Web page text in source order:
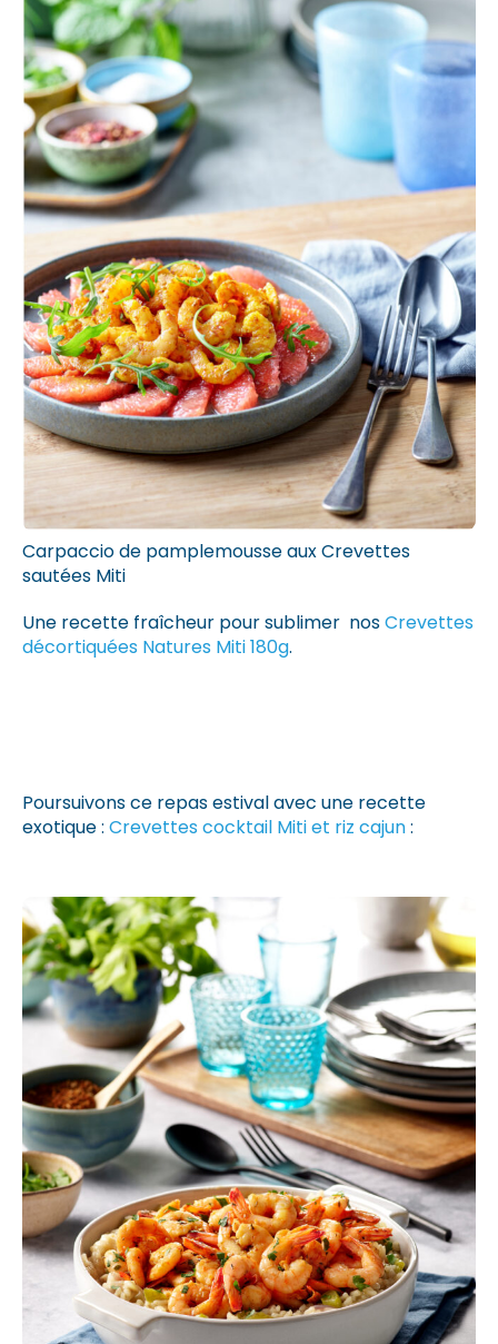
Carpaccio de pamplemousse aux Crevettes
sautées Miti
Une recette fraîcheur pour sublimer nosCrevettes
décortiquées Natures Miti 180g.
Poursuivons ce repas estival avec une recette
exotique : Crevettes cocktail Miti et riz cajun: